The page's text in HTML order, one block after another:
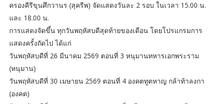
ครองคีรีขุนศึกวานร (สุครีพ) จัดแสดงวันละ 2 รอบ ในเวลา 15.00 น.
และ 18.00 น.
การแสดงจัดขึ้น ทุกวันพฤหัสบดีสุดท้ายของเดือน โดยโปรแกรมการ
แสดงครั้งถัดไป ได้แก่
วันพฤหัสบดีที่ 26 มีนาคม 2569 ตอนที่ 3 หนุมานทหารเอกพระราม
(หนุมาน)
วันพฤหัสบดีที่ 30 เมษายน 2569 ตอนที่ 4 องคตทูตหาญ กล้าท้าลงกา
(องคต)